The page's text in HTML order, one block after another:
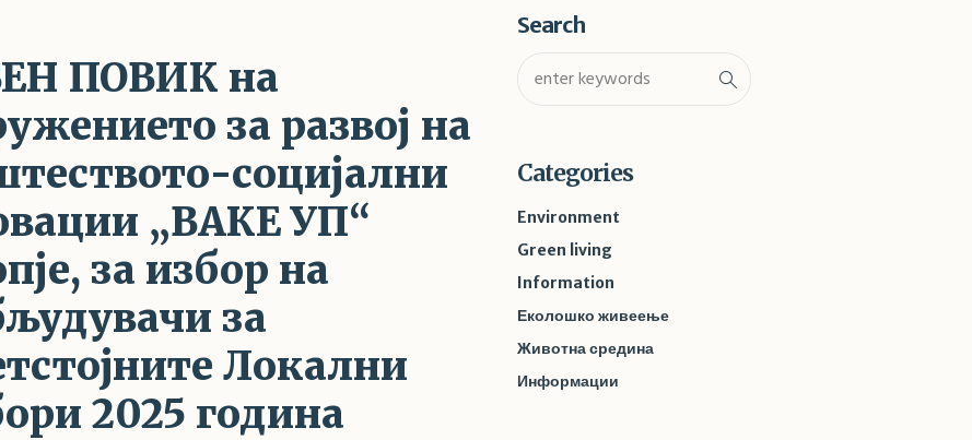
ПОВИК на
за развој на
социјални
„ВАКЕ УП“
за избор на
за
Локални
2025 година
Search
Categories
Environment
Green living
Information
Еколошко живеење
Животна средина
Информации